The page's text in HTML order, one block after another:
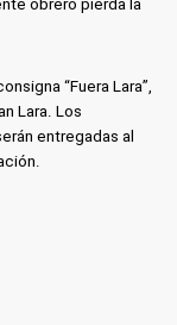
obrero pierda la
“Fuera Lara”,
Lara. Los
entregadas al